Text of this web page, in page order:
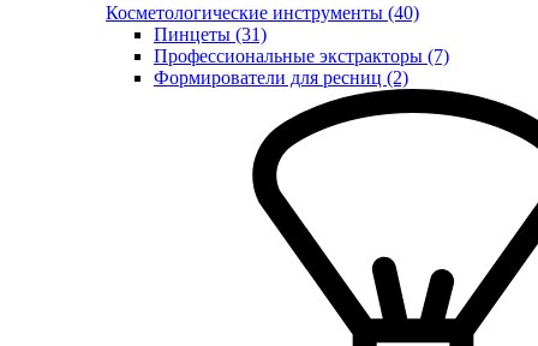
Косметологические инструменты (40)
Пинцеты (31)
Профессиональные экстракторы (7)
Формирователи для ресниц (2)